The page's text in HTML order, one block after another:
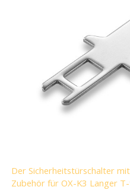
Der Sicherheitstürschalter
Zubehör für OX-K3 Langer